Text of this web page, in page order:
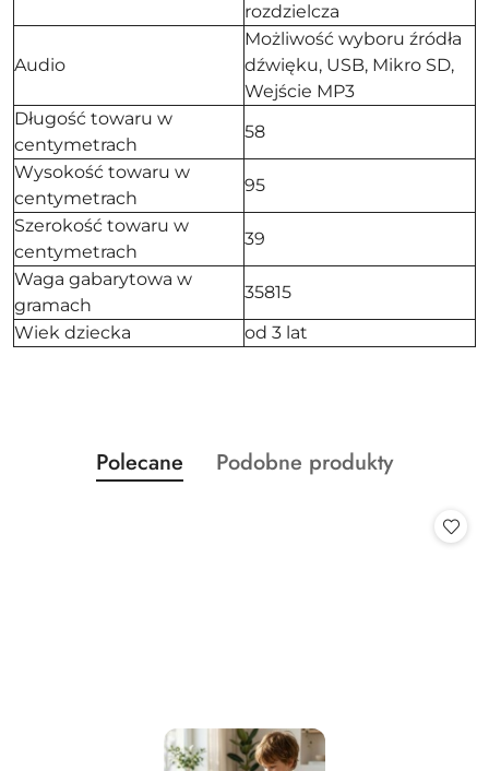
rozdzielcza
Audio
Możliwość wyboru źródła
dźwięku, USB, Mikro SD,
Wejście MP3
Długość towaru w
centymetrach
58
Wysokość towaru w
centymetrach
95
Szerokość towaru w
centymetrach
39
Waga gabarytowa w
gramach
35815
Wiek dziecka
od 3 lat
Pomiń karuzelę produktów
Produkty
o
Polecane
Produkty
Podobne produkty